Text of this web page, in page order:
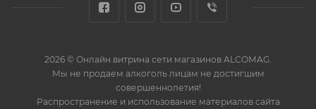
2026 © Онлайн витрина сети магазинов ALCOMAG.
Мы не продаем алкоголь лицам не достигшим
совершеннолетия!
Распространение и использование материалов сайта